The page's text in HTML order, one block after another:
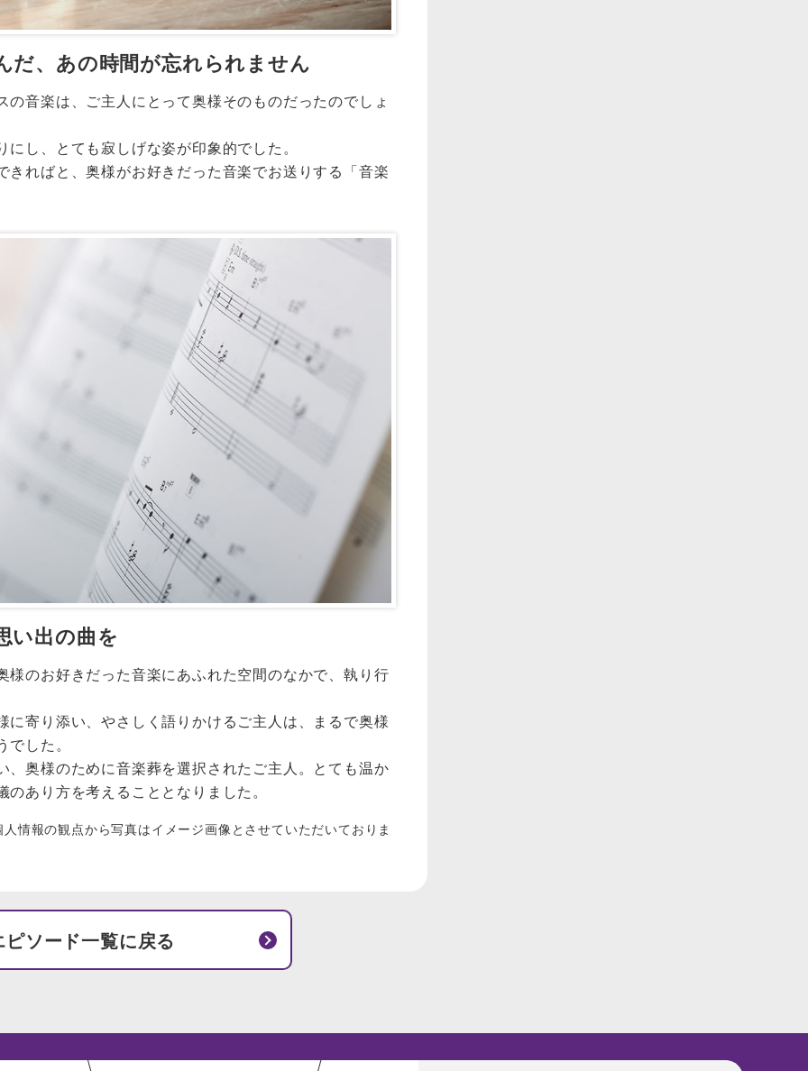
だ、あの時間が忘れられません
音楽は、ご主人にとって奥様そのものだったのでしょ
し、とても寂しげな姿が印象的でした。
ればと、奥様がお好きだった音楽でお送りする「音楽
い出の曲を
様のお好きだった音楽にあふれた空間のなかで、執り行
寄り添い、やさしく語りかけるご主人は、まるで奥様
した。
、奥様のために音楽葬を選択されたご主人。とても温か
あり方を考えることとなりました。
情報の観点から写真はイメージ画像とさせていただいておりま
ソード一覧に戻る